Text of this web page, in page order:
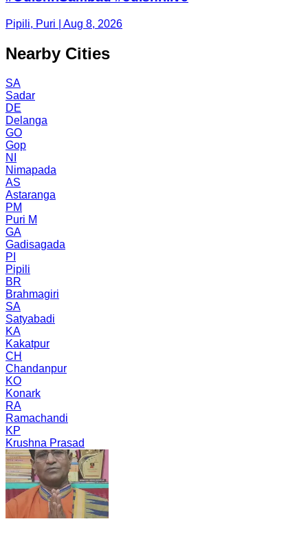
Pipili, Puri | Aug 8, 2026
Nearby Cities
SA
Sadar
DE
Delanga
GO
Gop
NI
Nimapada
AS
Astaranga
PM
Puri M
GA
Gadisagada
PI
Pipili
BR
Brahmagiri
SA
Satyabadi
KA
Kakatpur
CH
Chandanpur
KO
Konark
RA
Ramachandi
KP
Krushna Prasad